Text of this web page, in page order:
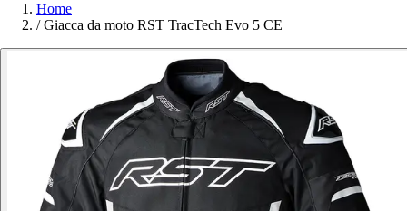
Home
/ Giacca da moto RST TracTech Evo 5 CE